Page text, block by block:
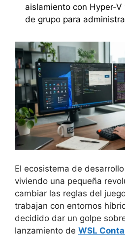
aislamiento con Hyper-
de grupo para
El ecosistema de
viviendo una pequeña
cambiar las reglas del
trabajan con entornos
decidido dar un golpe
lanzamiento de WSL